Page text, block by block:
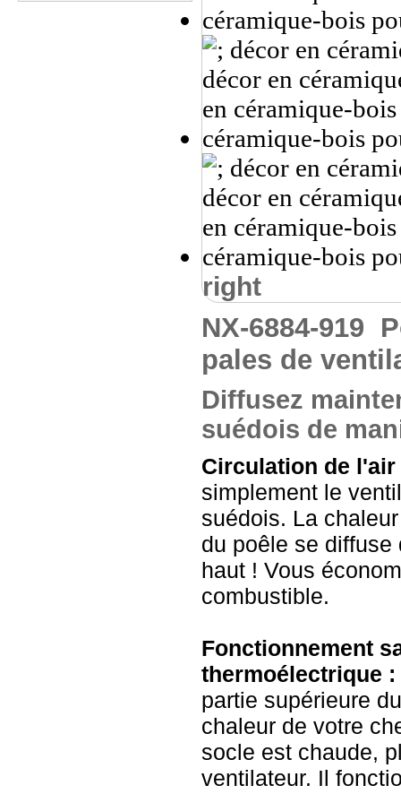
right
NX-6884-919
pales de
Diffusez
suédois de
Circulation de
simplement le
suédois. La
du poêle se
haut ! Vous
combustible.
Fonctionnement
thermoélectrique :
partie supérieure
chaleur de votre
socle est chaude,
ventilateur. Il